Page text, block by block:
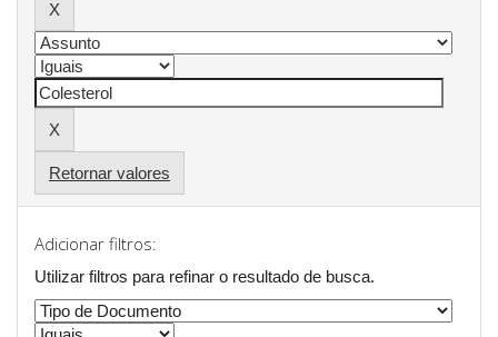
Retornar valores
Adicionar filtros:
Utilizar filtros para refinar o resultado de busca.